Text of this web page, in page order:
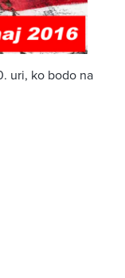
uri, ko bodo na